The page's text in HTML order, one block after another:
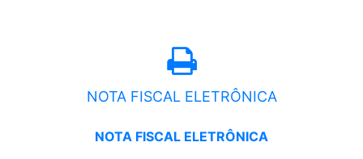
NOTA FISCAL ELETRÔNICA
NOTA FISCAL ELETRÔNICA